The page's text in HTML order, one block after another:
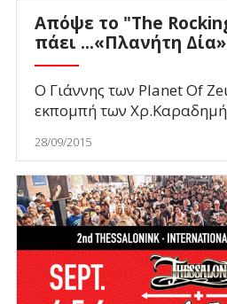
Απόψε το "The
πάει ...«Πλανήτη
Ο Γιάννης των Planet Οf
εκπομπή των
28/09/2015